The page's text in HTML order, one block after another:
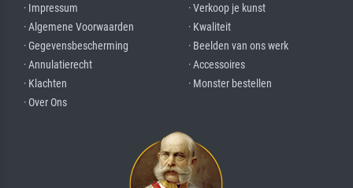
· Impressum
· Algemene Voorwaarden
· Gegevensbescherming
· Annulatierecht
· Klachten
· Over Ons
· Verkoop je kunst
· Kwaliteit
· Beelden van ons werk
· Accessoires
· Monster bestellen